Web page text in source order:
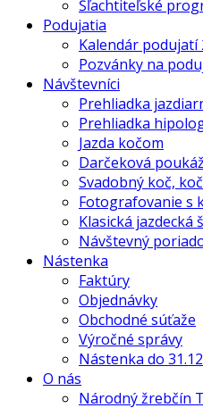
Šľachtiteľské
Podujatia
Kalendár podujatí
Pozvánky na
Návštevníci
Prehliadka
Prehliadka
Jazda kočom
Darčeková
Svadobný koč,
Fotografovanie s
Klasická jazdecká
Návštevný
Nástenka
Faktúry
Objednávky
Obchodné súťaže
Výročné správy
Nástenka do
O nás
Národný žrebčín